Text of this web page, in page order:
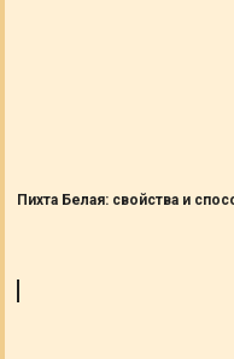
Пихта Белая: свойства и